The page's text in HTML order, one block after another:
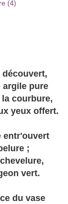
découvert,
argile pure
courbure,
yeux offert.
entr'ouvert
;
vert.
du vase